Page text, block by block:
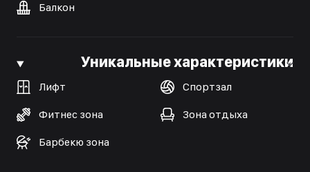
Балкон
Уникальные характеристики
Лифт Спортзал
Фитнес зона Зона отдыха
Барбекю зона